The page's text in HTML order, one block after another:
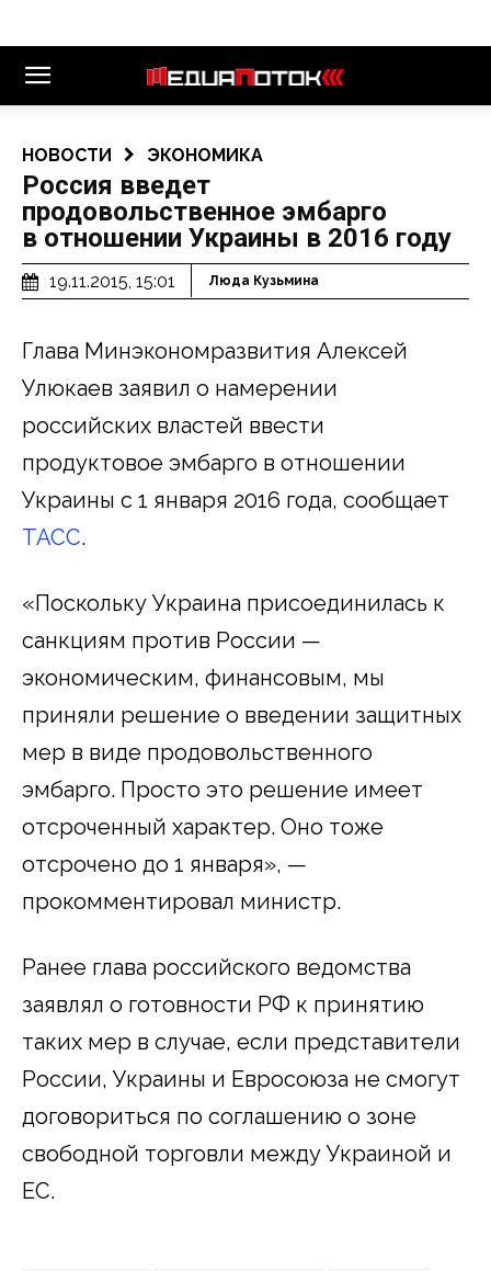
НОВОСТИ ЭКОНОМИКА
Россия введет
продовольственное эмбарго
в отношении Украины в 2016 году
19.11.2015, 15:01 Люда Кузьмина
Глава Минэкономразвития Алексей
Улюкаев заявил о намерении
российских властей ввести
продуктовое эмбарго в отношении
Украины с 1 января 2016 года, сообщает
ТАСС.
«Поскольку Украина присоединилась к
санкциям против России —
экономическим, финансовым, мы
приняли решение о введении защитных
мер в виде продовольственного
эмбарго. Просто это решение имеет
отсроченный характер. Оно тоже
отсрочено до 1 января», —
прокомментировал министр.
Ранее глава российского ведомства
заявлял о готовности РФ к принятию
таких мер в случае, если представители
России, Украины и Евросоюза не смогут
договориться по соглашению о зоне
свободной торговли между Украиной и
ЕС.